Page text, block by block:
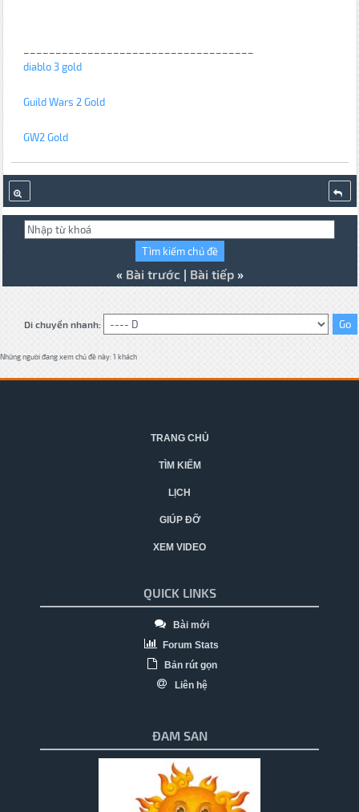
diablo 3 gold
Guild Wars 2 Gold
GW2 Gold
« Bài trước| Bài tiếp»
Di chuyển nhanh:
Những người đang xem chủ đề này: 1 khách
TRANG CHỦ
TÌM KIẾM
LỊCH
GIÚP ĐỠ
XEM VIDEO
QUICK LINKS
Bài mới
Forum Stats
Bản rút gọn
Liên hệ
ĐAM SAN